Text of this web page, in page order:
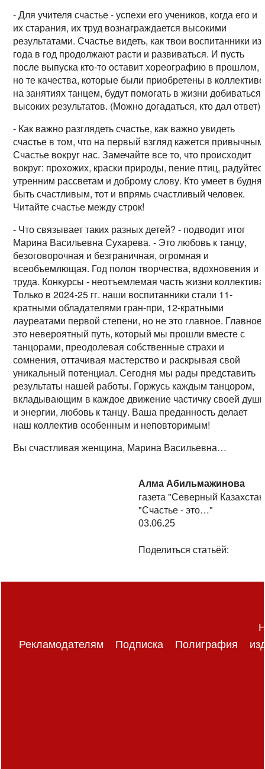
- Для учителя счастье - успехи его учеников, когда его и
их старания, их труд вознаграждается высокими
результатами. Счастье видеть, как твои воспитанники из
года в год продолжают расти и развиваться. И пусть
после выпуска кто-то оставит хореографию в прошлом,
но те качества, которые были приобретены в коллективе
на занятиях танцем, будут помогать в жизни добиваться
высоких результатов. (Можно догадаться, кто дал ответ).
- Как важно разглядеть счастье, как важно увидеть
счастье в том, что на первый взгляд кажется
Счастье вокруг нас. Замечайте все то, что происходит
вокруг: прохожих, краски природы, пение птиц,
утренним рассветам и доброму слову. Кто умеет в
быть счастливым, тот и впрямь счастливый человек.
Читайте счастье между строк!
- Что связывает таких разных детей? - подводит итог
Марина Васильевна Сухарева. - Это любовь к танцу,
безоговорочная и безграничная, огромная и
всеобъемлющая. Год полон творчества, вдохновения и
труда. Конкурсы - неотъемлемая часть жизни
Только в 2024-25 гг. наши воспитанники стали 11-
кратными обладателями гран-при, 12-кратными
лауреатами первой степени, но не это главное. Главное
это невероятный путь, который мы прошли вместе с
танцорами, преодолевая собственные страхи и
сомнения, оттачивая мастерство и раскрывая свой
уникальный потенциал. Сегодня мы рады представить
результаты нашей работы. Горжусь каждым танцором,
вкладывающим в каждое движение частичку своей души
и энергии, любовь к танцу. Ваша преданность делает
наш коллектив особенным и неповторимым!
Вы счастливая женщина, Марина Васильевна…
Алма Абильмажинова
газета "Северный
"Счастье - это…"
03.06.25
Поделиться статьёй:
Рекламодателям Подписка Полиграфия